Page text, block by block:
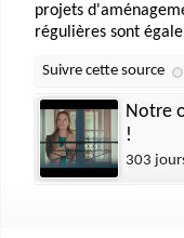
projets
régulières sont
Notre
!
303